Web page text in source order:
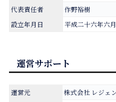
代表責任者
作野裕樹
設立年月日
平成二十六年六月
運営サポート
運営元 株式会社 レジェ